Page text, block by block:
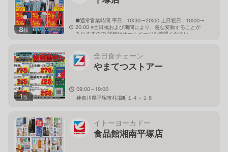
8枚
■通常営業時間 平日：10:30〜20:00 土日祝日：10:00〜
20:00 ※土日祝および期間により、急な変動することが
ありますので 詳細はホームページを確認ください
1枚
全日食チェーン
やまてつストアー
09:00～19:00
神奈川県平塚市札場町１４－１６
イトーヨーカドー
食品館湘南平塚店